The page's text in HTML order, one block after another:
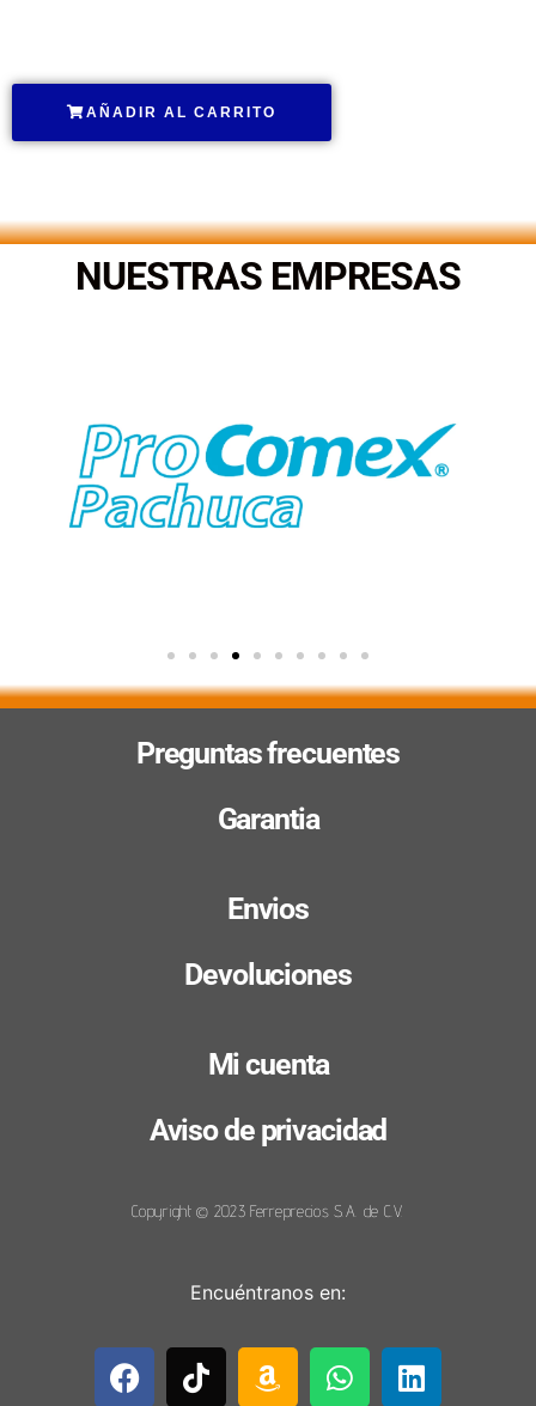
AÑADIR AL CARRITO
NUESTRAS EMPRESAS
Preguntas frecuentes
Garantia
Envios
Devoluciones
Mi cuenta
Aviso de privacidad
Copyright © 2023 Ferreprecios S.A. de C.V.
Encuéntranos en: